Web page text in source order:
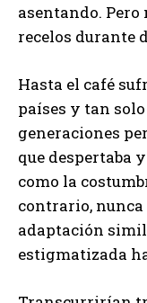
asentando.
recelos durante
Hasta el café
países y tan
generaciones
que despertaba
como la
contrario, nunca
adaptación
estigmatizada